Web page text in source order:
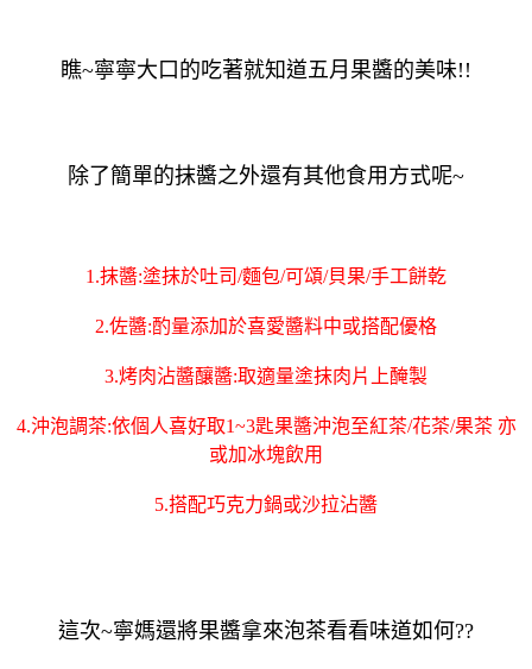
瞧~寧寧大口的吃著就知道五月果醬的美味!!
除了簡單的抹醬之外還有其他食用方式呢~
1.抹醬:塗抹於吐司/麵包/可頌/貝果/手工餅乾
2.佐醬:酌量添加於喜愛醬料中或搭配優格
3.烤肉沾醬釀醬:取適量塗抹肉片上醃製
4.沖泡調茶:依個人喜好取1~3匙果醬沖泡至紅茶/花茶/果茶 亦
或加冰塊飲用
5.搭配巧克力鍋或沙拉沾醬
這次~寧媽還將果醬拿來泡茶看看味道如何??